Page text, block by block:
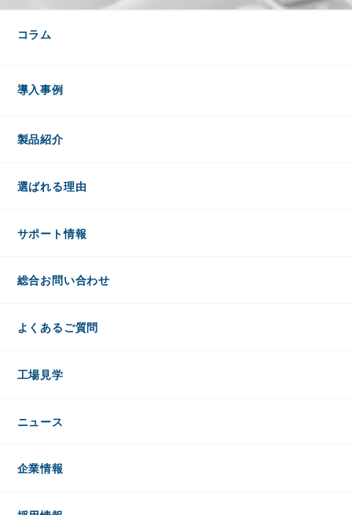
コラム
導入事例
製品紹介
選ばれる理由
サポート情報
総合お問い合わせ
よくあるご質問
工場見学
ニュース
企業情報